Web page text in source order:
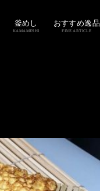
釜めし
KAMAMESHI
おすすめ逸品
FINE ARTICLE